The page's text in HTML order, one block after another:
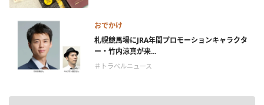
おでかけ
札幌競馬場にJRA年間プロモーションキャラクタ
ー・竹内涼真が来...
＃トラベルニュース